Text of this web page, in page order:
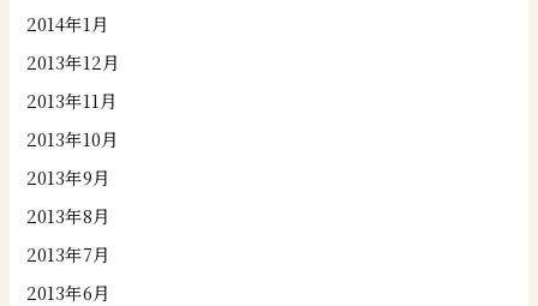
2014年1月
2013年12月
2013年11月
2013年10月
2013年9月
2013年8月
2013年7月
2013年6月